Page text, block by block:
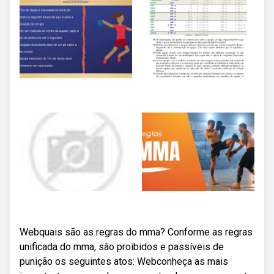
Webquais são as regras do mma? Conforme as regras
unificada do mma, são proibidos e passíveis de
punição os seguintes atos: Webconheça as mais